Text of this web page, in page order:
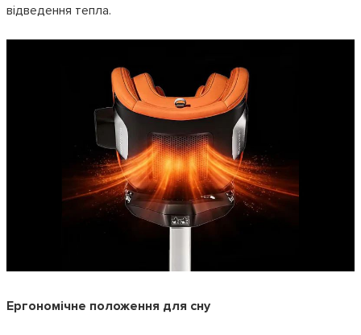
відведення тепла.
Ергономічне положення для сну